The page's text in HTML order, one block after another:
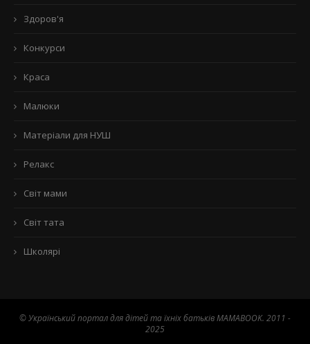
Здоров'я
Конкурси
Краса
Малюки
Матеріали для НУШ
Релакс
Світ мами
Світ тата
Школярі
© Український портал для дітей та їхніх батьків MAMABOOK. 2011 -
2025